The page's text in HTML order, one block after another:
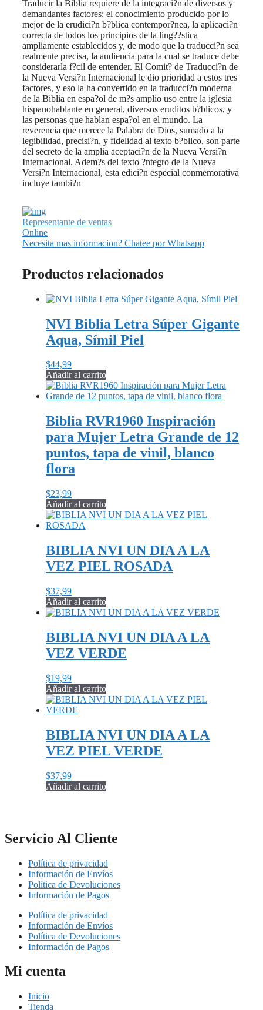
Traducir la Biblia requiere de la integraci?n de diversos y
demandantes factores: el conocimiento producido por lo
mejor de la erudici?n b?blica contempor?nea, la aplicaci?n
correcta de todos los principios de la ling??stica
ampliamente establecidos y, de modo que la traducci?n sea
realmente precisa, la audiencia para la cual se traduce debe
considerarla f?cil de entender. El Comit? de Traducci?n de
la Nueva Versi?n Internacional le dio prioridad a estos tres
factores, y eso la ha convertido en la traducci?n moderna
de la Biblia en espa?ol de m?s amplio uso entre la iglesia
hispanohablante en general, diversos eruditos b?blicos, y
las personas que hablan espa?ol en el mundo. La
reverencia que merece la Palabra de Dios, sumado a la
legibilidad, precisi?n, y fidelidad al texto b?blico, son parte
del secreto de la amplia aceptaci?n de la Nueva Versi?n
Internacional. Adem?s del texto ?ntegro de la Nueva
Versi?n Internacional, esta edici?n especial conmemorativa
incluye tambi?n
Representante de ventas
Online
Necesita mas informacion? Chatee por Whatsapp
Productos relacionados
NVI Biblia Letra Súper Gigante
Aqua, Símil Piel
$44,99
Añadir al carrito
Biblia RVR1960 Inspiración
para Mujer Letra Grande de 12
puntos, tapa de vinil, blanco
flora
$23,99
Añadir al carrito
BIBLIA NVI UN DIA A LA
VEZ PIEL ROSADA
$37,99
Añadir al carrito
BIBLIA NVI UN DIA A LA
VEZ VERDE
$19,99
Añadir al carrito
BIBLIA NVI UN DIA A LA
VEZ PIEL VERDE
$37,99
Añadir al carrito
Servicio Al Cliente
Política de privacidad
Información de Envíos
Política de Devoluciones
Información de Pagos
Política de privacidad
Información de Envíos
Política de Devoluciones
Información de Pagos
Mi cuenta
Inicio
Tienda